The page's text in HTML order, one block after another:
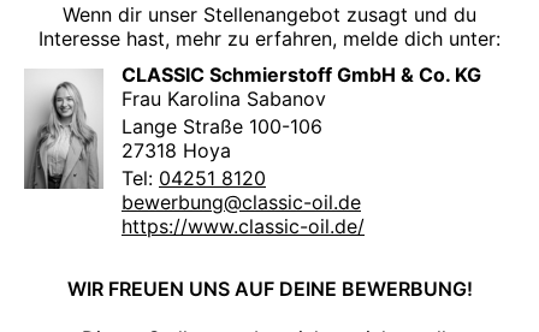
Wenn dir unser Stellenangebot zusagt und du
Interesse hast, mehr zu erfahren, melde dich unter:
CLASSIC Schmierstoff GmbH & Co. KG
Frau Karolina Sabanov
Lange Straße 100-106
27318 Hoya
Tel: 04251 8120
bewerbung@classic-oil.de
https://www.classic-oil.de/
WIR FREUEN UNS AUF DEINE BEWERBUNG!